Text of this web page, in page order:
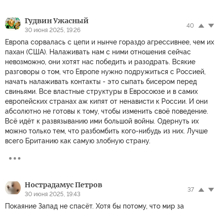
Гудвин Ужасный
30 июня 2025, 19:26
40
Европа сорвалась с цепи и нынче гораздо агрессивнее, чем их
пахан (США). Налаживать нам с ними отношения сейчас
невозможно, они хотят нас победить и разодрать. Всякие
разговоры о том, что Европе нужно подружиться с Россией,
начать налаживать контакты - это сыпать бисером перед
свиньями. Все властные структуры в Евросоюзе и в самих
европейских странах аж кипят от ненависти к России. И они
абсолютно не готовы к тому, чтобы изменить своё поведение.
Всё идёт к развязыванию ими большой войны. Одернуть их
можно только тем, что разбомбить кого-нибудь из них. Лучше
всего Британию как самую злобную страну.
Нострадамус Петров
30 июня 2025, 19:43
37
Покаяние Запад не спасёт. Хотя бы потому, что мир за